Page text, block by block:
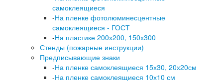
самоклеящиеся
-На пленке фотолюминесцентные
самоклеящиеся - ГОСТ
-На пластике 200х200, 150х300
Стенды (пожарные инструкции)
Предписывающие знаки
-На пленке самоклеящиеся 15х30, 20х20см
-На пленке самоклеящиеся 10х10 см